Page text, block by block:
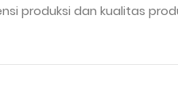
produksi dan kualitas